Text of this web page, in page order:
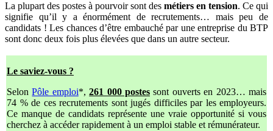
La plupart des postes à pourvoir sont des métiers en tension. Ce qui
signifie qu’il y a énormément de recrutements… mais peu de
candidats ! Les chances d’être embauché par une entreprise du BTP
sont donc deux fois plus élevées que dans un autre secteur.
Le saviez-vous ?
SelonPôle emploi*,261 000 postes sont ouverts en 2023… mais
74 % de ces recrutements sont jugés difficiles par les employeurs.
Ce manque de candidats représente une vraie opportunité si vous
cherchez à accéder rapidement à un emploi stable et rémunérateur.